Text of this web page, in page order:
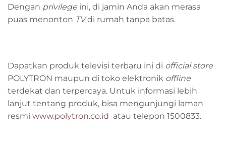
Dengan privilege ini, di jamin Anda akan merasa
puas menonton TVdi rumah tanpa batas.
Dapatkan produk televisi terbaru ini di official store
POLYTRON maupun di toko elektronik offline
terdekat dan terpercaya. Untuk informasi lebih
lanjut tentang produk, bisa mengunjungi laman
resmi www.polytron.co.id atau telepon 1500833.